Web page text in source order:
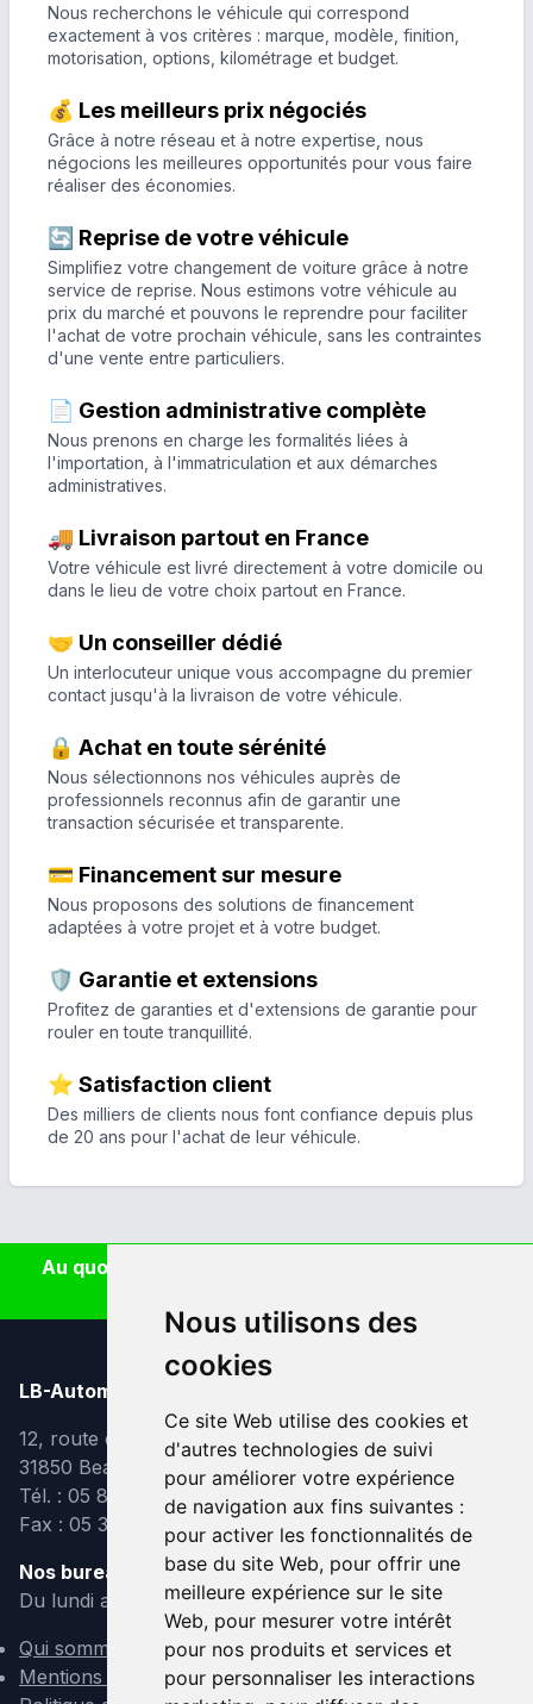
Nous utilisons des
cookies
Ce site Web utilise des cookies et
d'autres technologies de suivi
pour améliorer votre expérience
de navigation aux fins suivantes :
pour activer les fonctionnalités de
base du site Web, pour offrir une
meilleure expérience sur le site
Web, pour mesurer votre intérêt
pour nos produits et services et
pour personnaliser les interactions
Nous recherchons le véhicule qui correspond
exactement à vos critères : marque, modèle, finition,
motorisation, options, kilométrage et budget.
💰 Les meilleurs prix négociés
Grâce à notre réseau et à notre expertise, nous
négocions les meilleures opportunités pour vous faire
réaliser des économies.
🔄 Reprise de votre véhicule
Simplifiez votre changement de voiture grâce à notre
service de reprise. Nous estimons votre véhicule au
prix du marché et pouvons le reprendre pour faciliter
l'achat de votre prochain véhicule, sans les contraintes
d'une vente entre particuliers.
📄 Gestion administrative complète
Nous prenons en charge les formalités liées à
l'importation, à l'immatriculation et aux démarches
administratives.
🚚 Livraison partout en France
Votre véhicule est livré directement à votre domicile ou
dans le lieu de votre choix partout en France.
🤝 Un conseiller dédié
Un interlocuteur unique vous accompagne du premier
contact jusqu'à la livraison de votre véhicule.
🔒 Achat en toute sérénité
Nous sélectionnons nos véhicules auprès de
professionnels reconnus afin de garantir une
transaction sécurisée et transparente.
💳 Financement sur mesure
Nous proposons des solutions de financement
adaptées à votre projet et à votre budget.
🛡️ Garantie et extensions
Profitez de garanties et d'extensions de garantie pour
rouler en toute tranquillité.
⭐ Satisfaction client
Des milliers de clients nous font confiance depuis plus
de 20 ans pour l'achat de leur véhicule.
Au quotidien, prenez les transports en commun
LB-Automobiles.com
12, route de Lavaur
31850 Beaupuy
Tél. : 05 82 95 39 40
Fax : 05 31 08 10 91
Nos bureaux sont ouverts :
Du lundi au vendredi de 9h à 12h et de 14h à 18h
Qui sommes-nous ?
Mentions légales